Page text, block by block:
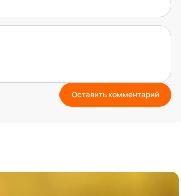
Оставить комментарий